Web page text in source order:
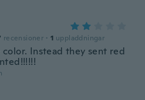
recensioner · 1 uppladdningar
Instead they sent red